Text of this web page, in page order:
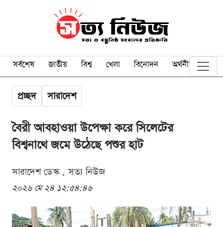
সর্বশেষ জাতীয় বিশ্ব খেলা বিনোদন অর্থনীতি
প্রচ্ছদ সারাদেশ
বৈরী আবহাওয়া উপেক্ষা করে সিলেটের
বিশ্বনাথে জমে উঠেছে পশুর হাট
সারাদেশ ডেস্ক . সত্য নিউজ
২০২৬ মে ২৪ ১২:৫৪:৪৬